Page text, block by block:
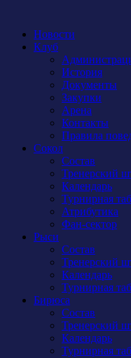
Новости
Клуб
История
Документы
Закупки
Арена
Контакты
Правила
Сокол
Состав
Тренерский
Календарь
Турнирная
Атрибутика
Фан-сектор
Рыси
Состав
Тренерский
Календарь
Турнирная
Бирюса
Состав
Тренерский
Календарь
Турнирная